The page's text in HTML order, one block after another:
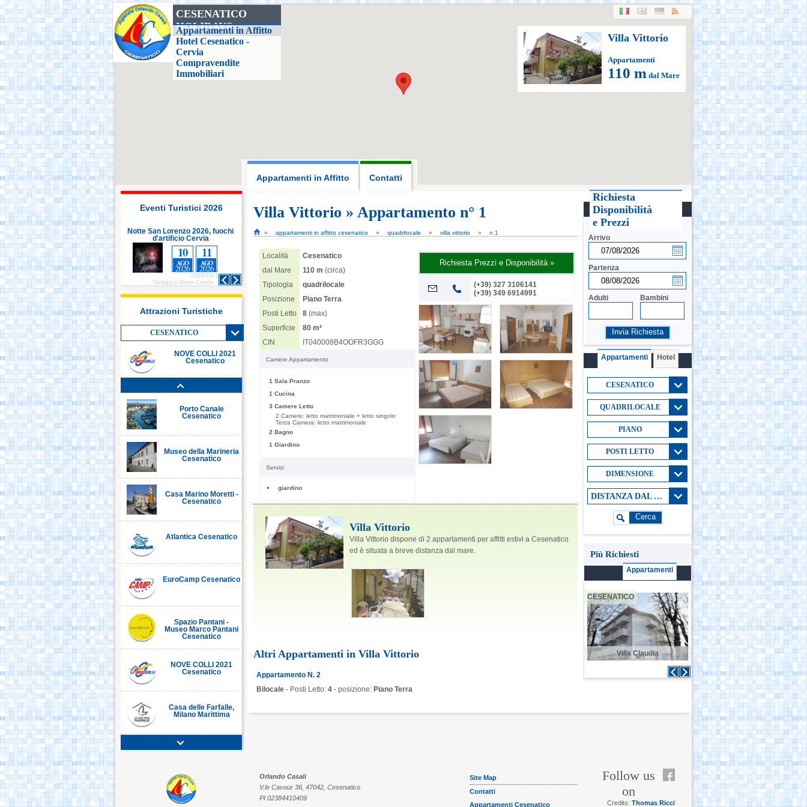
CESENATICO
HOLIDAYS
Appartamenti in Affitto
Hotel Cesenatico -
Cervia
Compravendite
Immobiliari
Villa Vittorio
Appartamenti
110 m dal Mare
Appartamenti in Affitto Contatti
Eventi Turistici 2026
Notte San Lorenzo 2026, fuochi
d'artificio Cervia
10
2026
11
AGO
2026
2026-08-10
Spiaggia libera Cervia
Notte San Lorenzo 2026, fuochi
d'artificio Cervia
10
AGO
2026
11
AGO
2026
2026-08-10
Spiaggia libera Cervia
Notte San Lorenzo 2026, fuochi
d'artificio Cervia
10
2026
11
2026
2026-08-10
Spiaggia libera Cervia
Attrazioni Turistiche
CESENATICO
NOVE COLLI 2021
Cesenatico
Casa delle Farfalle,
Milano Marittima
Adriatic Golf Club
Cervia - Milano
Marittima
Parco Oltremare -
Fiabilandia Rimini
Italia in Miniatura -
Rimini
Le Navi Acquario -
Cattolica
Porto Canale
Cesenatico
Museo della Marineria
Cesenatico
Casa Marino Moretti -
Cesenatico
Atlantica Cesenatico
EuroCamp Cesenatico
Spazio Pantani -
Museo Marco Pantani
Cesenatico
NOVE COLLI 2021
Cesenatico
Casa delle Farfalle,
Milano Marittima
Adriatic Golf Club
Mirabilandia Ravenna
Villa Vittorio » Appartamento n° 1
appartamenti in affitto cesenatico quadrilocale villa vittorio n.1
Località
Cesenatico
dal Mare
110 m (circa)
Tipologia
quadrilocale
Posizione
Piano Terra
Posti Letto
8 (max)
Superficie
80 m²
CIN
IT040008B4OOFR3GGG
Camere Appartamento
1 Sala Pranzo
1 Cucina
3 Camere Letto
2 Camere: letto matrimoniale + letto singolo
Terza Camera: letto matrimoniale
2 Bagno
1 Giardino
Servizi
giardino
Richiesta Prezzi e Disponibilità »
(+39) 327 3106141
(+39) 349 6914991
Villa Vittorio
Villa Vittorio dispone di 2 appartamenti per affitti estivi a Cesenatico
ed è situata a breve distanza dal mare.
Altri Appartamenti in Villa Vittorio
Appartamento N. 2
Bilocale - Posti Letto: 4 - posizione: Piano Terra
Richiesta
Disponibilità
e Prezzi
Arrivo
Partenza
Adulti Bambini
Invia Richiesta
Appartamenti Hotel
CESENATICO
QUADRILOCALE
PIANO
POSTI LETTO
DIMENSIONE
DISTANZA DAL MARE
Cerca
Più Richiesti
Appartamenti
Villa Irene
CESENATICO
Villa Claudia
CESENATICO
Casa Menotti
CESENATICO
Orlando Casali
V.le Cavour 36, 47042, Cesenatico
PI 02384410409
Site Map
Contatti
Appartamenti Cesenatico
Follow us
on
Credits: Thomas Ricci